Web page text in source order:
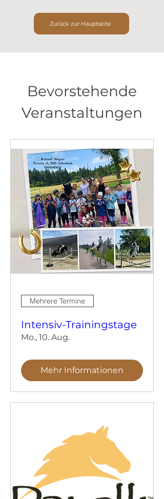
Zurück zur Hauptseite
Bevorstehende
Veranstaltungen
Mehrere Termine
Intensiv-Trainingstage
Mo., 10. Aug.
Mehr Informationen